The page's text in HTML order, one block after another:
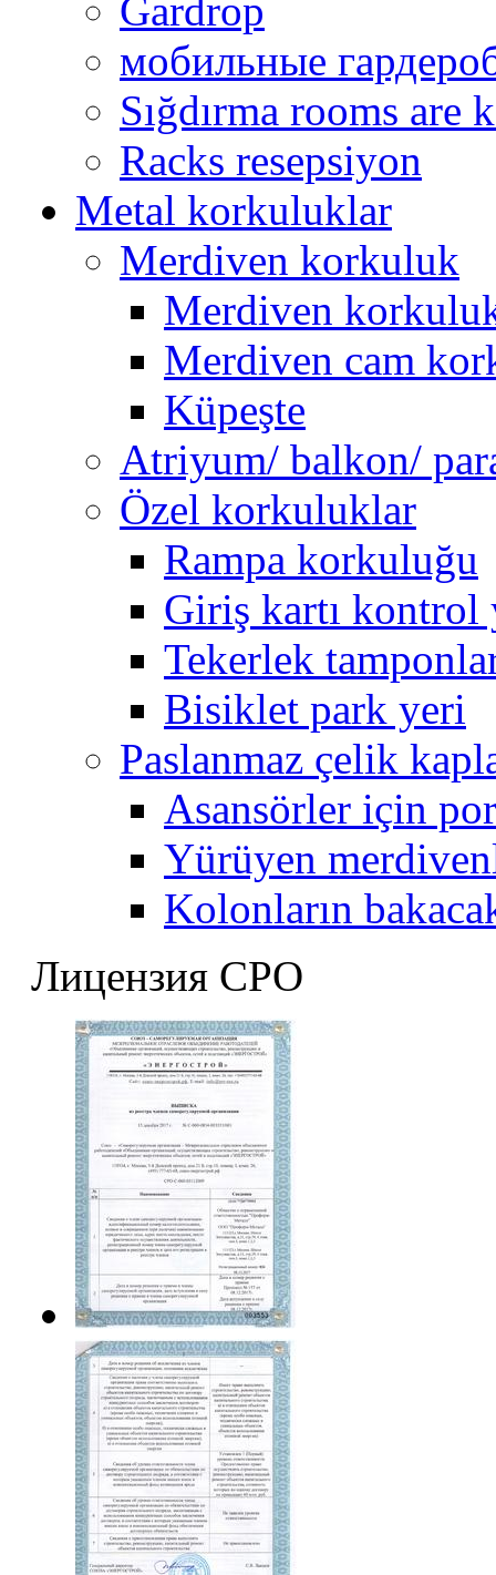
Gardrop
мобильные
Sığdırma rooms are
Racks resepsiyon
Metal korkuluklar
Merdiven korkuluk
Merdiven
Merdiven cam
Küpeşte
Atriyum/ balkon/
Özel korkuluklar
Rampa korkuluğu
Giriş kartı
Tekerlek
Bisiklet park yeri
Paslanmaz çelik
Asansörler için
Yürüyen
Kolonların
Лицензия СРО